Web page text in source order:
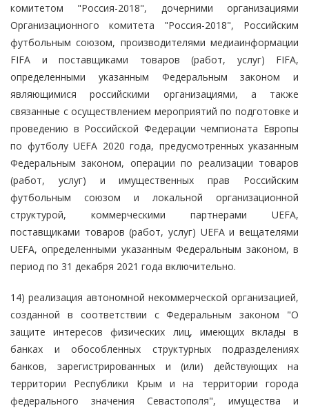
комитетом "Россия-2018", дочерними организациями
Организационного комитета "Россия-2018", Российским
футбольным союзом, производителями медиаинформации
FIFA и поставщиками товаров (работ, услуг) FIFA,
определенными указанным Федеральным законом и
являющимися российскими организациями, а также
связанные с осуществлением мероприятий по подготовке и
проведению в Российской Федерации чемпионата Европы
по футболу UEFA 2020 года, предусмотренных указанным
Федеральным законом, операции по реализации товаров
(работ, услуг) и имущественных прав Российским
футбольным союзом и локальной организационной
структурой, коммерческими партнерами UEFA,
поставщиками товаров (работ, услуг) UEFA и вещателями
UEFA, определенными указанным Федеральным законом, в
период по 31 декабря 2021 года включительно.
14) реализация автономной некоммерческой организацией,
созданной в соответствии с Федеральным законом "О
защите интересов физических лиц, имеющих вклады в
банках и обособленных структурных подразделениях
банков, зарегистрированных и (или) действующих на
территории Республики Крым и на территории города
федерального значения Севастополя", имущества и